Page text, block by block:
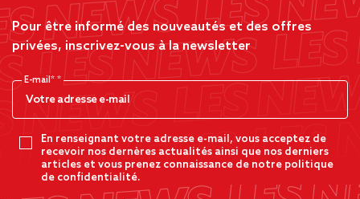
Pour être informé des nouveautés et des offres
privées, inscrivez-vous à la newsletter
E-mail*
En renseignant votre adresse e-mail, vous acceptez de
recevoir nos dernères actualités ainsi que nos derniers
articles et vous prenez connaissance de notre politique
de confidentialité.